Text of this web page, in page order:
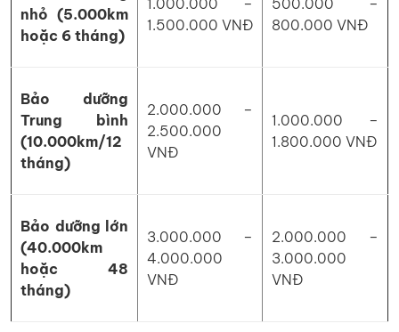
nhỏ (5.000km
hoặc 6 tháng)
1.500.000 VNĐ
800.000 VNĐ
Bảo dưỡng
Trung bình
(10.000km/12
tháng)
2.000.000 –
2.500.000
VNĐ
1.000.000 –
1.800.000 VNĐ
Bảo dưỡng lớn
(40.000km
hoặc 48
tháng)
3.000.000 –
4.000.000
VNĐ
2.000.000 –
3.000.000
VNĐ